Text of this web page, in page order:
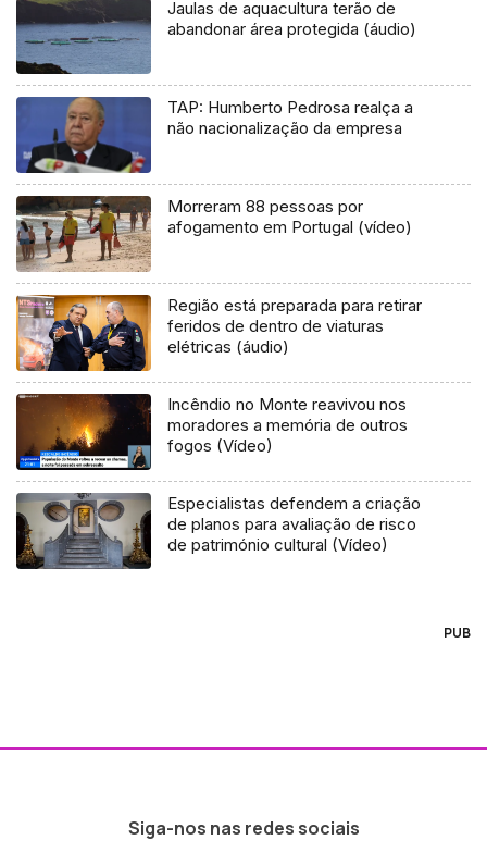
Jaulas de aquacultura terão de
abandonar área protegida (áudio)
TAP: Humberto Pedrosa realça a
não nacionalização da empresa
Morreram 88 pessoas por
afogamento em Portugal (vídeo)
Região está preparada para retirar
feridos de dentro de viaturas
elétricas (áudio)
Incêndio no Monte reavivou nos
moradores a memória de outros
fogos (Vídeo)
Especialistas defendem a criação
de planos para avaliação de risco
de património cultural (Vídeo)
PUB
Siga-nos nas redes sociais